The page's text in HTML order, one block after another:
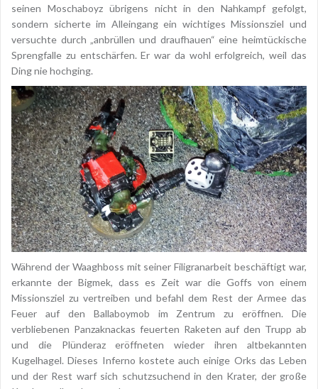
seinen Moschaboyz übrigens nicht in den Nahkampf gefolgt,
sondern sicherte im Alleingang ein wichtiges Missionsziel und
versuchte durch „anbrüllen und draufhauen“ eine heimtückische
Sprengfalle zu entschärfen. Er war da wohl erfolgreich, weil das
Ding nie hochging.
Während der Waaghboss mit seiner Filigranarbeit beschäftigt war,
erkannte der Bigmek, dass es Zeit war die Goffs von einem
Missionsziel zu vertreiben und befahl dem Rest der Armee das
Feuer auf den Ballaboymob im Zentrum zu eröffnen. Die
verbliebenen Panzaknackas feuerten Raketen auf den Trupp ab
und die Plünderaz eröffneten wieder ihren altbekannten
Kugelhagel. Dieses Inferno kostete auch einige Orks das Leben
und der Rest warf sich schutzsuchend in den Krater, der große